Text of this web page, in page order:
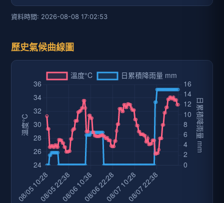
資料時間: 2026-08-08 17:02:53
歷史氣候曲線圖